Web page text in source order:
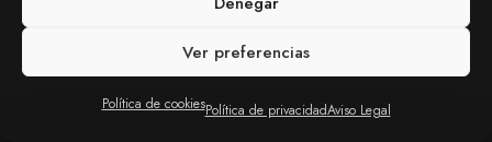
Ver preferencias
Política de cookiesPolítica de privacidadAviso Legal